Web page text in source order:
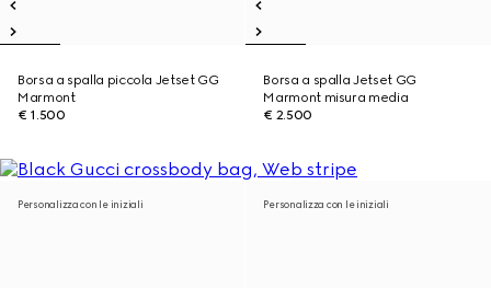
Borsa a spalla piccola Jetset GG
Marmont
€ 1.500
Borsa a spalla Jetset GG
Marmont misura media
€ 2.500
Personalizza con le iniziali Personalizza con le iniziali